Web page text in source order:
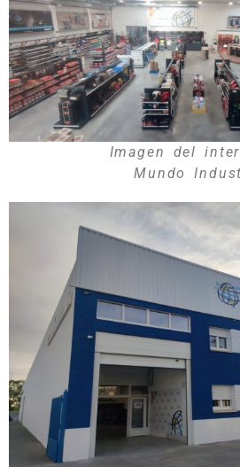
Imagen del
Mundo